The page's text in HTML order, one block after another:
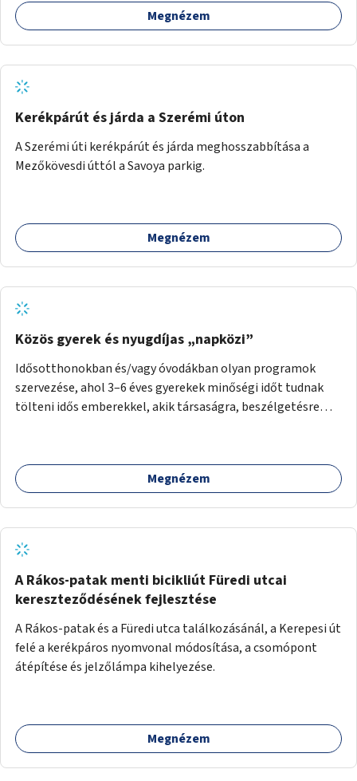
Megnézem
Kerékpárút és járda a Szerémi úton
A Szerémi úti kerékpárút és járda meghosszabbítása a
Mezőkövesdi úttól a Savoya parkig.
Megnézem
Közös gyerek és nyugdíjas „napközi”
Idősotthonokban és/vagy óvodákban olyan programok
szervezése, ahol 3–6 éves gyerekek minőségi időt tudnak
tölteni idős emberekkel, akik társaságra, beszélgetésre
Megnézem
A Rákos-patak menti bicikliút Füredi utcai
kereszteződésének fejlesztése
A Rákos-patak és a Füredi utca találkozásánál, a Kerepesi út
felé a kerékpáros nyomvonal módosítása, a csomópont
átépítése és jelzőlámpa kihelyezése.
Megnézem